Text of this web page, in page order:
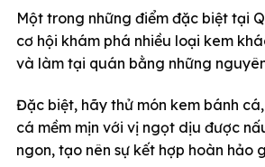
Một trong những điểm đặc biệt tại
cơ hội khám phá nhiều loại kem
và làm tại quán bằng những
Đặc biệt, hãy thử món kem bánh
cá mềm mịn với vị ngọt dịu được
ngon, tạo nên sự kết hợp hoàn hảo